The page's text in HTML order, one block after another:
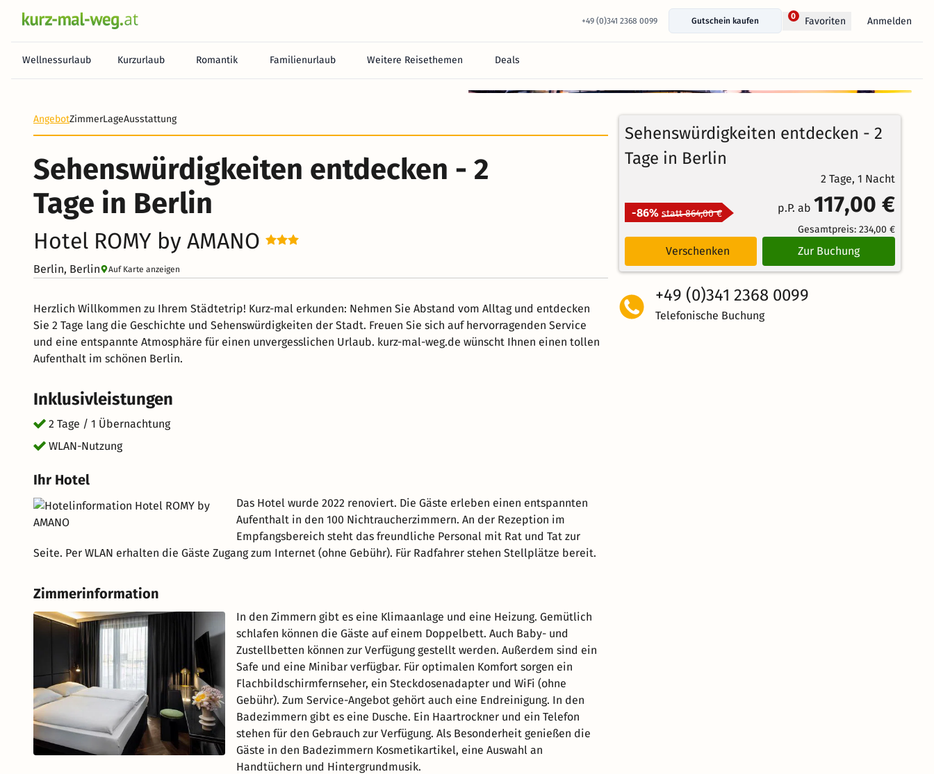
+49 (0)341 2368 0099 Gutschein kaufen
0 Favoriten Anmelden
Wellnessurlaub Kurzurlaub Romantik Familienurlaub Weitere Reisethemen Deals
AngebotZimmerLageAusstattung
Sehenswürdigkeiten entdecken - 2
Tage in Berlin
Hotel ROMY by AMANO
Berlin, Berlin Auf Karte anzeigen
Herzlich Willkommen zu Ihrem Städtetrip! Kurz-mal erkunden: Nehmen Sie Abstand vom Alltag und entdecken
Sie 2 Tage lang die Geschichte und Sehenswürdigkeiten der Stadt. Freuen Sie sich auf hervorragenden Service
und eine entspannte Atmosphäre für einen unvergesslichen Urlaub. kurz-mal-weg.de wünscht Ihnen einen tollen
Aufenthalt im schönen Berlin.
Inklusivleistungen
2 Tage / 1 Übernachtung
WLAN-Nutzung
Ihr Hotel
Das Hotel wurde 2022 renoviert. Die Gäste erleben einen entspannten
Aufenthalt in den 100 Nichtraucherzimmern. An der Rezeption im
Empfangsbereich steht das freundliche Personal mit Rat und Tat zur
Seite. Per WLAN erhalten die Gäste Zugang zum Internet (ohne Gebühr). Für Radfahrer stehen Stellplätze bereit.
Zimmerinformation
In den Zimmern gibt es eine Klimaanlage und eine Heizung. Gemütlich
schlafen können die Gäste auf einem Doppelbett. Auch Baby- und
Zustellbetten können zur Verfügung gestellt werden. Außerdem sind ein
Safe und eine Minibar verfügbar. Für optimalen Komfort sorgen ein
Flachbildschirmfernseher, ein Steckdosenadapter und WiFi (ohne
Gebühr). Zum Service-Angebot gehört auch eine Endreinigung. In den
Badezimmern gibt es eine Dusche. Ein Haartrockner und ein Telefon
stehen für den Gebrauch zur Verfügung. Als Besonderheit genießen die
Gäste in den Badezimmern Kosmetikartikel, eine Auswahl an
Handtüchern und Hintergrundmusik.
Sehenswürdigkeiten entdecken - 2
Tage in Berlin
2 Tage, 1 Nacht
-86% statt 864,00 € p.P. ab 117,00 €
Gesamtpreis: 234,00 €
Verschenken Zur Buchung
+49 (0)341 2368 0099
Telefonische Buchung